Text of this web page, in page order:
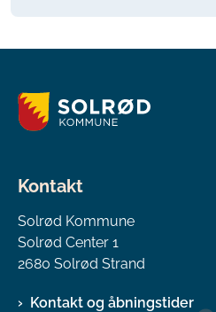
Kontakt
Solrød Kommune
Solrød Center 1
2680 Solrød Strand
Kontakt og åbningstider